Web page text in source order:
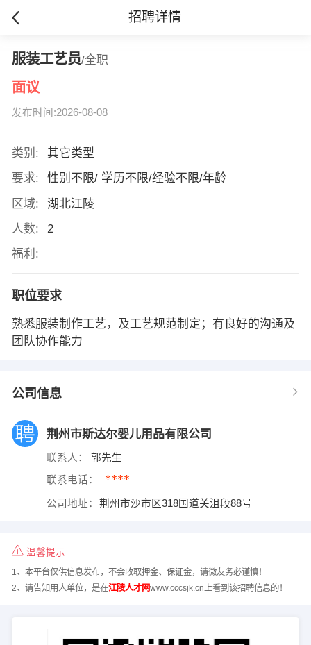
招聘详情
服装工艺员/全职
面议
发布时间:2026-08-08
类别:
其它类型
要求:
性别不限/ 学历不限/经验不限/年龄
区域:
湖北江陵
人数:
2
福利:
职位要求
熟悉服装制作工艺，及工艺规范制定；有良好的沟通及
团队协作能力
公司信息
荆州市斯达尔婴儿用品有限公司
联系人： 郭先生
联系电话： ****
公司地址： 荆州市沙市区318国道关沮段88号
温馨提示
1、本平台仅供信息发布，不会收取押金、保证金，请微友务必谨慎！
2、请告知用人单位，是在江陵人才网www.cccsjk.cn上看到该招聘信息的！